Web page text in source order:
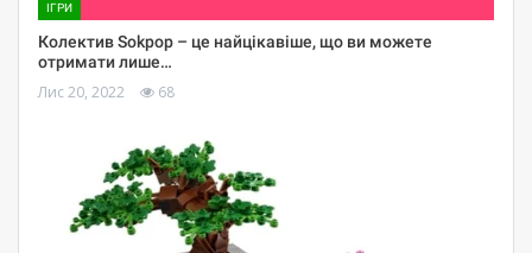
ІГРИ
Колектив Sokpop – це найцікавіше, що ви можете
отримати лише…
Лис 20, 2022 68